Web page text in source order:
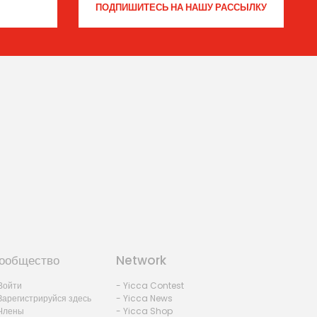
здесь
Network
- Yicca Contest
- Yicca News
- Yicca Shop